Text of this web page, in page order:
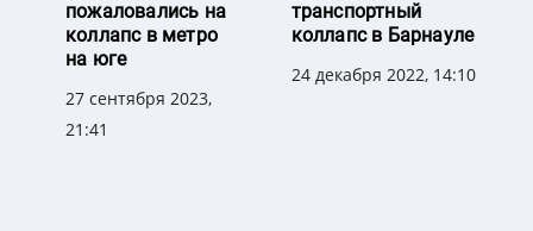
пожаловались на
коллапс в метро
на юге
27 сентября 2023,
21:41
транспортный
коллапс в Барнауле
24 декабря 2022, 14:10